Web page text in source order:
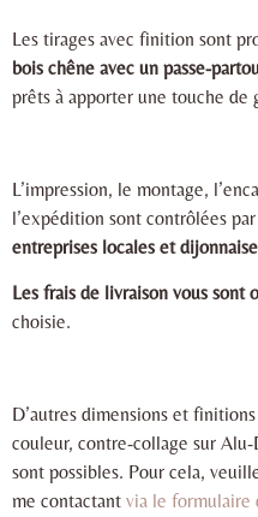
Les tirages avec finition sont
bois chêne avec un passe-
prêts à apporter une touche de
L’impression, le montage,
l’expédition sont contrôlées
entreprises locales et
Les frais de livraison vous sont
choisie.
D’autres dimensions et
couleur, contre-collage sur
sont possibles. Pour cela,
me contactant via le formulaire